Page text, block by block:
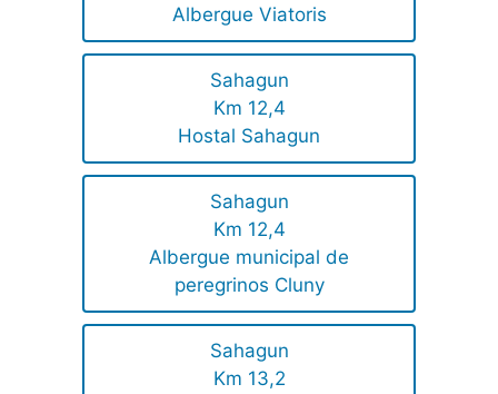
Albergue Viatoris
Sahagun
Km 12,4
Hostal Sahagun
Sahagun
Km 12,4
Albergue municipal de
peregrinos Cluny
Sahagun
Km 13,2